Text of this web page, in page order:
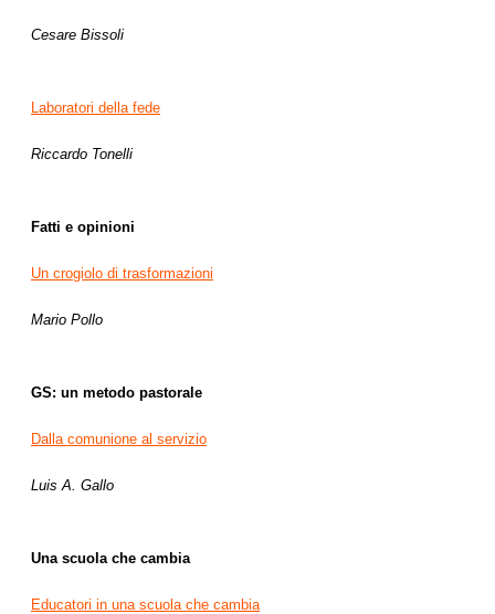
Cesare Bissoli
Laboratori della fede
Riccardo Tonelli
Fatti e opinioni
Un crogiolo di trasformazioni
Mario Pollo
GS: un metodo pastorale
Dalla comunione al servizio
Luis A. Gallo
Una scuola che cambia
Educatori in una scuola che cambia